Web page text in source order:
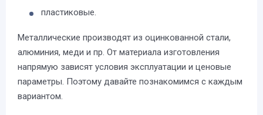
пластиковые.
Металлические производят из оцинкованной стали,
алюминия, меди и пр. От материала изготовления
напрямую зависят условия эксплуатации и ценовые
параметры. Поэтому давайте познакомимся с каждым
вариантом.